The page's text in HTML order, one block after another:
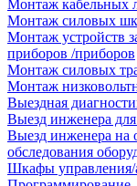
Монтаж кабельных
Монтаж силовых
Монтаж устройств
приборов /приборов
Монтаж силовых
Монтаж
Выездная
Выезд инженера
Выезд инженера на
обследования
Шкафы управления/